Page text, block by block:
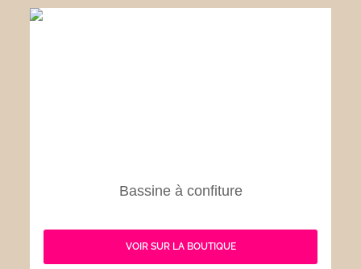
Bassine à confiture
VOIR SUR LA BOUTIQUE